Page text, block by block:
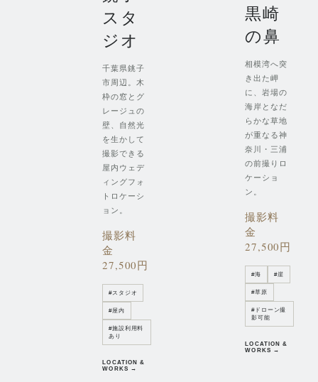
スタ
ジオ
千葉県銚子
市周辺。木
枠の窓とグ
レージュの
壁、自然光
を生かして
撮影できる
屋内ウェデ
ィングフォ
トロケーシ
ョン。
撮影料
金
27,500円
#スタジオ
#屋内
#施設利用料
あり
LOCATION &
WORKS →
黒崎
の鼻
相模湾へ突
き出た岬
に、岩場の
海岸となだ
らかな草地
が重なる神
奈川・三浦
の前撮りロ
ケーショ
ン。
撮影料
金
27,500円
#海 #崖
#草原
# ドローン撮
影可能
LOCATION &
WORKS →